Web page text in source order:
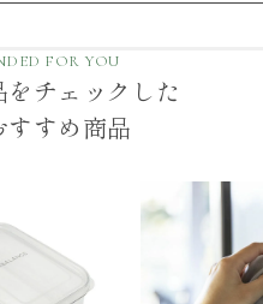
FOR YOU
をチェックした
すすめ商品